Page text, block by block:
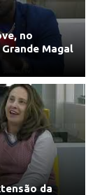
no
Magal
da